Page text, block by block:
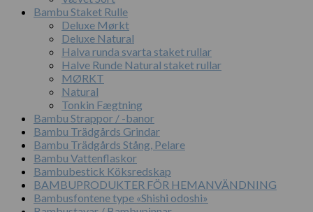
Bambu Staket Rulle
Deluxe Mørkt
Deluxe Natural
Halva runda svarta staket rullar
Halve Runde Natural staket rullar
MØRKT
Natural
Tonkin Fægtning
Bambu Strappor / -banor
Bambu Trädgårds Grindar
Bambu Trädgårds Stång, Pelare
Bambu Vattenflaskor
Bambubestick Köksredskap
BAMBUPRODUKTER FÖR HEMANVÄNDNING
Bambusfontene type «Shishi odoshi»